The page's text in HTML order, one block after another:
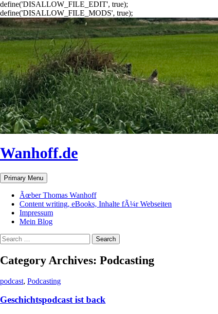
define('DISALLOW_FILE_EDIT', true);
define('DISALLOW_FILE_MODS', true);
Wanhoff.de
Search
Primary Menu Skip
to
content
Ãœber Thomas Wanhoff
Content writing, eBooks, Inhalte fÃ¼r Webseiten
Impressum
Mein Blog
Search
for:
Category Archives: Podcasting
podcast, Podcasting
Geschichtspodcast ist back